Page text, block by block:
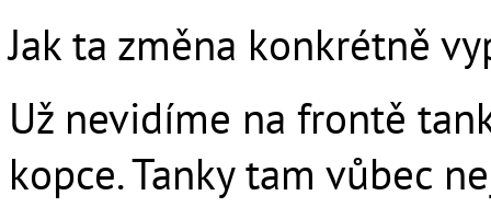
Jak ta změna konkrétně
Už nevidíme na frontě
kopce. Tanky tam vůbec